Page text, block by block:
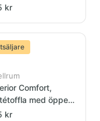
kr
Comfort,
med öppen
kr